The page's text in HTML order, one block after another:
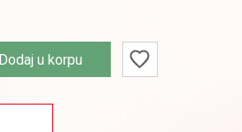
Dodaj u korpu